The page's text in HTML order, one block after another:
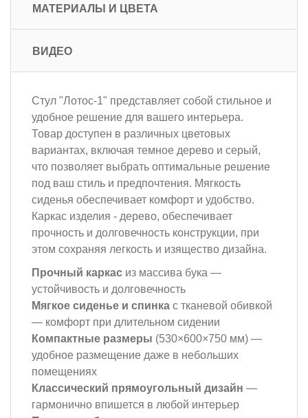
МАТЕРИАЛЫ И ЦВЕТА
ВИДЕО
Стул "Лотос-1" представляет собой стильное и
удобное решение для вашего интерьера.
Товар доступен в различных цветовых
вариантах, включая темное дерево и серый,
что позволяет выбрать оптимальные решение
под ваш стиль и предпочтения. Мягкость
сиденья обеспечивает комфорт и удобство.
Каркас изделия - дерево, обеспечивает
прочность и долговечность конструкции, при
этом сохраняя легкость и изящество дизайна.
Прочный каркас из массива бука —
устойчивость и долговечность
Мягкое сиденье и спинка с тканевой обивкой
— комфорт при длительном сидении
Компактные размеры (530×600×750 мм) —
удобное размещение даже в небольших
помещениях
Классический прямоугольный дизайн —
гармонично впишется в любой интерьер